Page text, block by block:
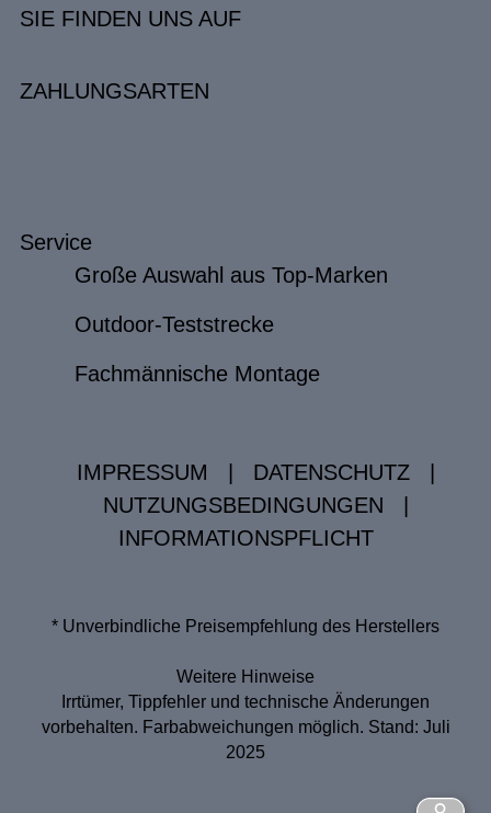
SIE FINDEN UNS AUF
ZAHLUNGSARTEN
Service
Große Auswahl aus Top-Marken
Outdoor-Teststrecke
Fachmännische Montage
IMPRESSUM DATENSCHUTZ
NUTZUNGSBEDINGUNGEN
INFORMATIONSPFLICHT
* Unverbindliche Preisempfehlung des Herstellers
Weitere Hinweise
Irrtümer, Tippfehler und technische Änderungen
vorbehalten. Farbabweichungen möglich. Stand: Juli
2025